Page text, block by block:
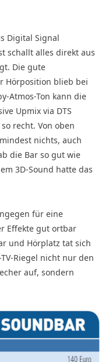
Digital Signal
schallt alles direkt aus
Die gute
Hörposition blieb bei
Atmos-Ton kann die
Upmix via DTS
recht. Von oben
nichts, auch
die Bar so gut wie
3D-Sound hatte das
für eine
Effekte gut ortbar
und Hörplatz tat sich
Riegel nicht nur den
auf, sondern